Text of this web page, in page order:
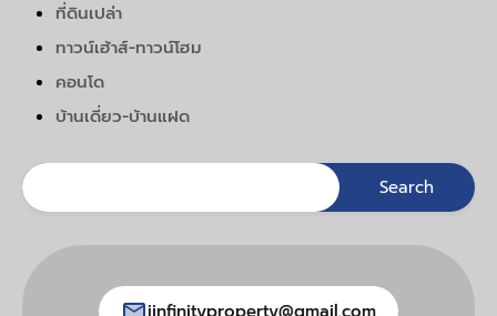
ที่ดินเปล่า
ทาวน์เฮ้าส์-ทาวน์โฮม
คอนโด
บ้านเดี่ยว-บ้านแฝด